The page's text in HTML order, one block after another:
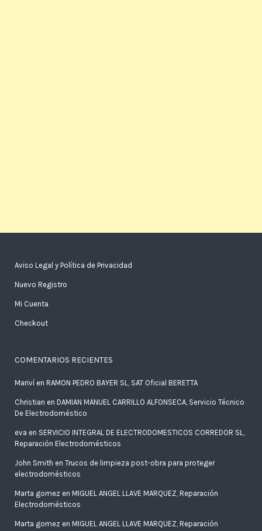
Aviso Legal y Política de Privacidad
Nuevo Registro
Mi Cuenta
Checkout
COMENTARIOS RECIENTES
Marivíen RAMON PEDRO BAYER SL, SAT Oficial BERETTA
Christian en DAMIAN MANUEL CARRILLO ALFONSECA, Servicio Técnico
De Electrodoméstico
eva en SERVICIO INTEGRAL DE ELECTRODOMESTICOS CORREDOR SL,
Reparación Electrodomésticos
John Smith en Trucos de limpieza post-obra para proteger
electrodomésticos
Marta gomez en MIGUEL ANGEL LLAVE MARQUEZ, Reparación
Electrodomésticos
Marta gomez en MIGUEL ANGEL LLAVE MARQUEZ, Reparación